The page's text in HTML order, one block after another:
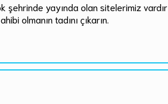
yayında olan sitelerimiz vardır
olmanın tadını çıkarın.